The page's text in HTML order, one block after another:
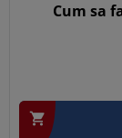
Cum sa
